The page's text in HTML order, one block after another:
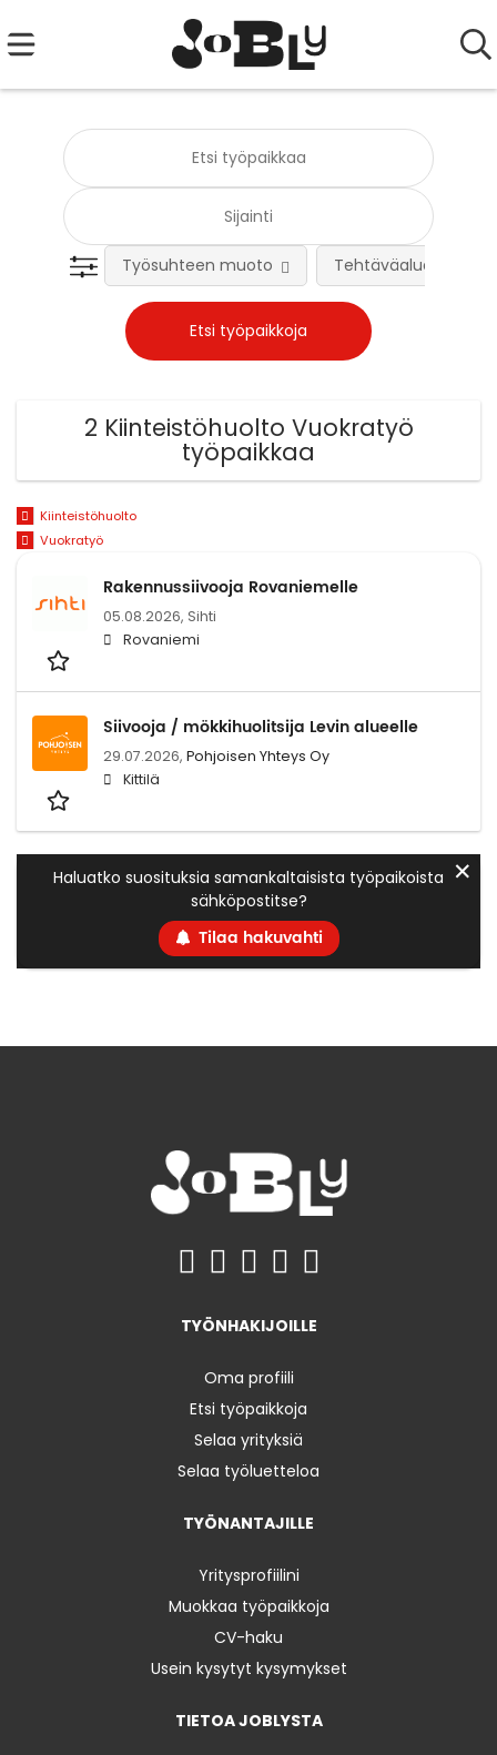
Työsuhteen muoto Tehtäväalue
2 Kiinteistöhuolto Vuokratyö
työpaikkaa
Kiinteistöhuolto
Vuokratyö
Rakennussiivooja Rovaniemelle
05.08.2026, Sihti
Rovaniemi
Siivooja / mökkihuolitsija Levin alueelle
29.07.2026, Pohjoisen Yhteys Oy
Kittilä
Haluatko suosituksia samankaltaisista työpaikoista
sähköpostitse?
Tilaa hakuvahti
✕
TYÖNHAKIJOILLE
Oma profiili
Etsi työpaikkoja
Selaa yrityksiä
Selaa työluetteloa
TYÖNANTAJILLE
Yritysprofiilini
Muokkaa työpaikkoja
CV-haku
Usein kysytyt kysymykset
TIETOA JOBLYSTA